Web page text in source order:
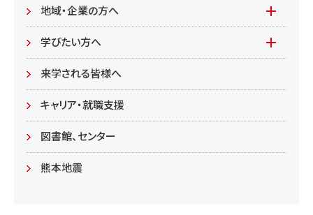
教育/学部・大学院
地域・企業の方へ
学びたい方へ(生涯学習)
学びたい方へ
学部
大学院
来学される皆様へ
キャリア・就職支援
図書館、センター
熊本地震